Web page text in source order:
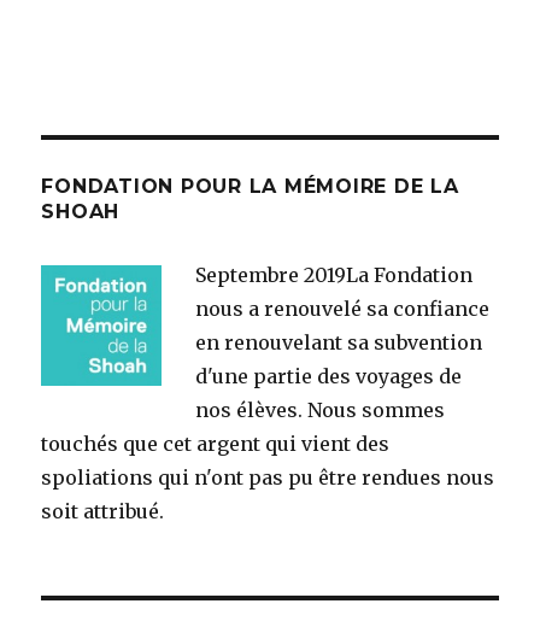
FONDATION POUR LA MÉMOIRE DE LA
SHOAH
Septembre 2019La Fondation
nous a renouvelé sa confiance
en renouvelant sa subvention
d'une partie des voyages de
nos élèves. Nous sommes
touchés que cet argent qui vient des
spoliations qui n'ont pas pu être rendues nous
soit attribué.